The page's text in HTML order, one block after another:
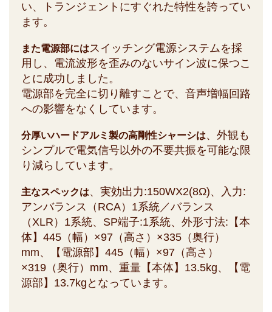
い、トランジェントにすぐれた特性を誇ってい
ます。
また電源部にはスイッチング電源システムを採
用し、電流波形を歪みのないサイン波に保つこ
とに成功しました。
電源部を完全に切り離すことで、音声増幅回路
への影響をなくしています。
分厚いハードアルミ製の高剛性シャーシは、外観も
シンプルで電気信号以外の不要共振を可能な限
り減らしています。
主なスペックは、実効出力:150WX2(8Ω)、入力:
アンバランス（RCA）1系統／バランス
（XLR）1系統、SP端子:1系統、外形寸法:【本
体】445（幅）×97（高さ）×335（奥行）
mm、【電源部】445（幅）×97（高さ）
×319（奥行）mm、重量【本体】13.5kg、【電
源部】13.7kgとなっています。